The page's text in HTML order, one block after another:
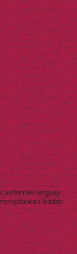
pedoman lengkap
ibadah